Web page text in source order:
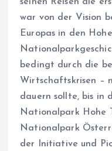
war von der Vision
Europas in den
bedingt durch die
Wirtschaftskrisen –
dauern sollte, bis in
Nationalpark Hohe
Nationalpark
der Initiative und